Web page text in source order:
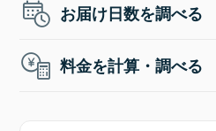
お届け日数を調べる
料金を計算・調べる